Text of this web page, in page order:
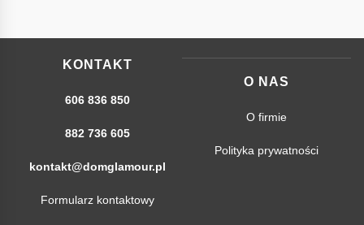
KONTAKT
606 836 850
882 736 605
kontakt@domglamour.pl
Formularz kontaktowy
O NAS
O firmie
Polityka prywatności